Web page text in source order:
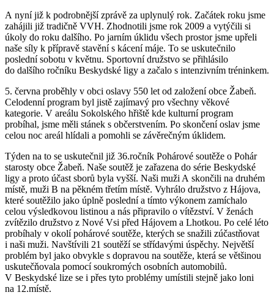
A nyní již k podrobnější zprávě za uplynulý rok. Začátek roku jsme
zahájili již tradičně VVH. Zhodnotili jsme rok 2009 a vytýčili si
úkoly do roku dalšího. Po jarním úklidu všech prostor jsme upřeli
naše síly k přípravě stavění s kácení máje. To se uskutečnilo
poslední sobotu v květnu. Sportovní družstvo se přihlásilo
do dalšího ročníku Beskydské ligy a začalo s intenzivním tréninkem.
5. června proběhly v obci oslavy 550 let od založení obce Žabeň.
Celodenní program byl jistě zajímavý pro všechny věkové
kategorie. V areálu Sokolského hřiště kde kulturní program
probíhal, jsme měli stánek s občerstvením. Po skončení oslav jsme
celou noc areál hlídali a pomohli se závěrečným úklidem.
Týden na to se uskutečnil již 36.ročník Pohárové soutěže o Pohár
starosty obce Žabeň. Naše soutěž je zařazena do série Beskydské
ligy a proto účast sborů byla vyšší. Naši muži A skončili na druhém
místě, muži B na pěkném třetím místě. Vyhrálo družstvo z Hájova,
které soutěžilo jako úplně poslední a tímto výkonem zamíchalo
celou výsledkovou listinou a nás připravilo o vítězství. V ženách
zvítězilo družstvo z Nové Vsi před Hájovem a Lhotkou. Po celé léto
probíhaly v okolí pohárové soutěže, kterých se snažili zúčastňovat
i naši muži. Navštívili 21 soutěží se střídavými úspěchy. Největší
problém byl jako obvykle s dopravou na soutěže, která se většinou
uskutečňovala pomocí soukromých osobních automobilů.
V Beskydské lize se i přes tyto problémy umístili stejně jako loni
na 12.místě.